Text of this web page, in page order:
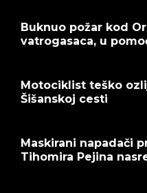
Buknuo požar kod
vatrogasaca, u
Motociklist teško
Šišanskoj cesti
Maskirani napadači
Tihomira Pejina